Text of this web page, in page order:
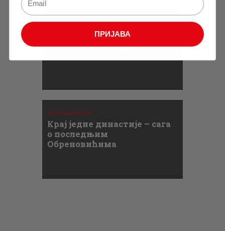
Занимљивости
Да ли знате ко је Милка
Гргурова Алексић
Занимљивости
Крај једне династије – сага
о последњим
Обреновићима
ПРИЈАВА